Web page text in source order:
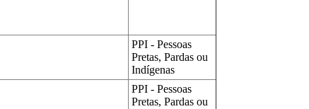
PPI - Pessoas
Pretas, Pardas ou
Indígenas
PPI - Pessoas
Pretas, Pardas ou